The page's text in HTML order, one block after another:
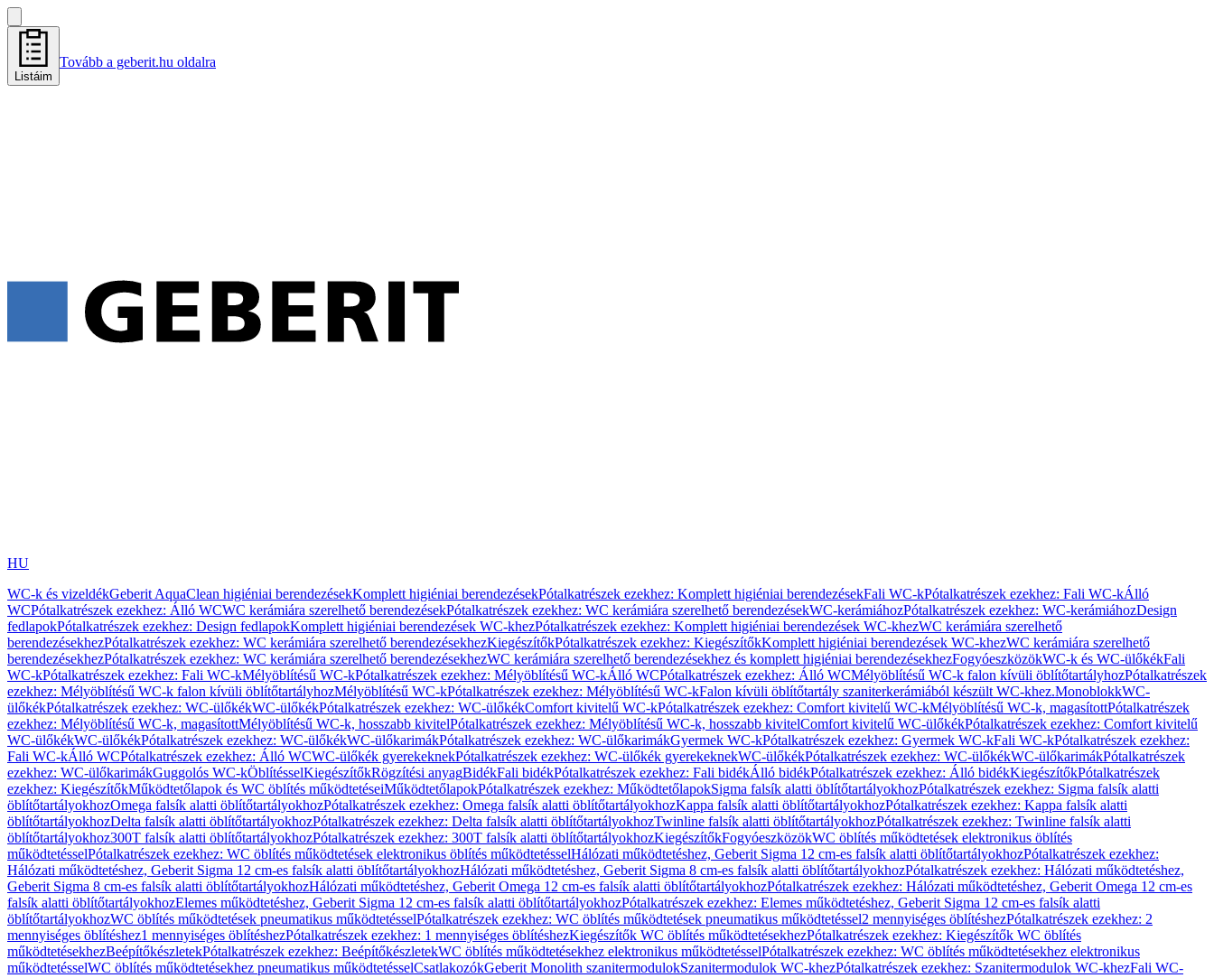
Listáim
Tovább a geberit.hu oldalra
HU
WC-k és vizeldékGeberit AquaClean higiéniai berendezésekKomplett higiéniai berendezésekPótalkatrészek ezekhez: Komplett higiéniai berendezésekFali WC-kPótalkatrészek ezekhez: Fali WC-kÁlló
WCPótalkatrészek ezekhez: Álló WCWC kerámiára szerelhető berendezésekPótalkatrészek ezekhez: WC kerámiára szerelhető berendezésekWC-kerámiáhozPótalkatrészek ezekhez: WC-kerámiáhozDesign
fedlapokPótalkatrészek ezekhez: Design fedlapokKomplett higiéniai berendezések WC-khezPótalkatrészek ezekhez: Komplett higiéniai berendezések WC-khezWC kerámiára szerelhető
berendezésekhezPótalkatrészek ezekhez: WC kerámiára szerelhető berendezésekhezKiegészítőkPótalkatrészek ezekhez: KiegészítőkKomplett higiéniai berendezések WC-khezWC kerámiára szerelhető
berendezésekhezPótalkatrészek ezekhez: WC kerámiára szerelhető berendezésekhezWC kerámiára szerelhető berendezésekhez és komplett higiéniai berendezésekhezFogyóeszközökWC-k és WC-ülőkékFali
WC-kPótalkatrészek ezekhez: Fali WC-kMélyöblítésű WC-kPótalkatrészek ezekhez: Mélyöblítésű WC-kÁlló WCPótalkatrészek ezekhez: Álló WCMélyöblítésű WC-k falon kívüli öblítőtartályhozPótalkatrészek
ezekhez: Mélyöblítésű WC-k falon kívüli öblítőtartályhozMélyöblítésű WC-kPótalkatrészek ezekhez: Mélyöblítésű WC-kFalon kívüli öblítőtartály szaniterkerámiából készült WC-khez.MonoblokkWC-
ülőkékPótalkatrészek ezekhez: WC-ülőkékWC-ülőkékPótalkatrészek ezekhez: WC-ülőkékComfort kivitelű WC-kPótalkatrészek ezekhez: Comfort kivitelű WC-kMélyöblítésű WC-k, magasítottPótalkatrészek
ezekhez: Mélyöblítésű WC-k, magasítottMélyöblítésű WC-k, hosszabb kivitelPótalkatrészek ezekhez: Mélyöblítésű WC-k, hosszabb kivitelComfort kivitelű WC-ülőkékPótalkatrészek ezekhez: Comfort kivitelű
WC-ülőkékWC-ülőkékPótalkatrészek ezekhez: WC-ülőkékWC-ülőkarimákPótalkatrészek ezekhez: WC-ülőkarimákGyermek WC-kPótalkatrészek ezekhez: Gyermek WC-kFali WC-kPótalkatrészek ezekhez:
Fali WC-kÁlló WCPótalkatrészek ezekhez: Álló WCWC-ülőkék gyerekeknekPótalkatrészek ezekhez: WC-ülőkék gyerekeknekWC-ülőkékPótalkatrészek ezekhez: WC-ülőkékWC-ülőkarimákPótalkatrészek
ezekhez: WC-ülőkarimákGuggolós WC-kÖblítésselKiegészítőkRögzítési anyagBidékFali bidékPótalkatrészek ezekhez: Fali bidékÁlló bidékPótalkatrészek ezekhez: Álló bidékKiegészítőkPótalkatrészek
ezekhez: KiegészítőkMűködtetőlapok és WC öblítés működtetéseiMűködtetőlapokPótalkatrészek ezekhez: MűködtetőlapokSigma falsík alatti öblítőtartályokhozPótalkatrészek ezekhez: Sigma falsík alatti
öblítőtartályokhozOmega falsík alatti öblítőtartályokhozPótalkatrészek ezekhez: Omega falsík alatti öblítőtartályokhozKappa falsík alatti öblítőtartályokhozPótalkatrészek ezekhez: Kappa falsík alatti
öblítőtartályokhozDelta falsík alatti öblítőtartályokhozPótalkatrészek ezekhez: Delta falsík alatti öblítőtartályokhozTwinline falsík alatti öblítőtartályokhozPótalkatrészek ezekhez: Twinline falsík alatti
öblítőtartályokhoz300T falsík alatti öblítőtartályokhozPótalkatrészek ezekhez: 300T falsík alatti öblítőtartályokhozKiegészítőkFogyóeszközökWC öblítés működtetések elektronikus öblítés
működtetésselPótalkatrészek ezekhez: WC öblítés működtetések elektronikus öblítés működtetésselHálózati működtetéshez, Geberit Sigma 12 cm-es falsík alatti öblítőtartályokhozPótalkatrészek ezekhez:
Hálózati működtetéshez, Geberit Sigma 12 cm-es falsík alatti öblítőtartályokhozHálózati működtetéshez, Geberit Sigma 8 cm-es falsík alatti öblítőtartályokhozPótalkatrészek ezekhez: Hálózati működtetéshez,
Geberit Sigma 8 cm-es falsík alatti öblítőtartályokhozHálózati működtetéshez, Geberit Omega 12 cm-es falsík alatti öblítőtartályokhozPótalkatrészek ezekhez: Hálózati működtetéshez, Geberit Omega 12 cm-es
falsík alatti öblítőtartályokhozElemes működtetéshez, Geberit Sigma 12 cm-es falsík alatti öblítőtartályokhozPótalkatrészek ezekhez: Elemes működtetéshez, Geberit Sigma 12 cm-es falsík alatti
öblítőtartályokhozWC öblítés működtetések pneumatikus működtetésselPótalkatrészek ezekhez: WC öblítés működtetések pneumatikus működtetéssel2 mennyiséges öblítéshezPótalkatrészek ezekhez: 2
mennyiséges öblítéshez1 mennyiséges öblítéshezPótalkatrészek ezekhez: 1 mennyiséges öblítéshezKiegészítők WC öblítés működtetésekhezPótalkatrészek ezekhez: Kiegészítők WC öblítés
működtetésekhezBeépítőkészletekPótalkatrészek ezekhez: BeépítőkészletekWC öblítés működtetésekhez elektronikus működtetésselPótalkatrészek ezekhez: WC öblítés működtetésekhez elektronikus
működtetésselWC öblítés működtetésekhez pneumatikus működtetésselCsatlakozókGeberit Monolith szanitermodulokSzanitermodulok WC-khezPótalkatrészek ezekhez: Szanitermodulok WC-khezFali WC-